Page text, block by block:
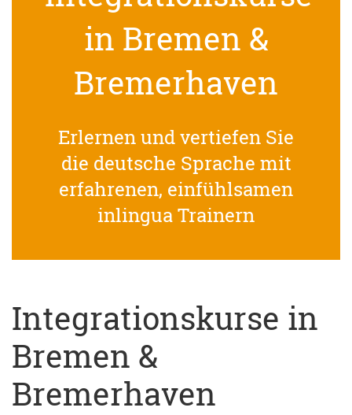
in Bremen &
Bremerhaven
Erlernen und vertiefen Sie
die deutsche Sprache mit
erfahrenen, einfühlsamen
inlingua Trainern
Integrationskurse in
Bremen &
Bremerhaven